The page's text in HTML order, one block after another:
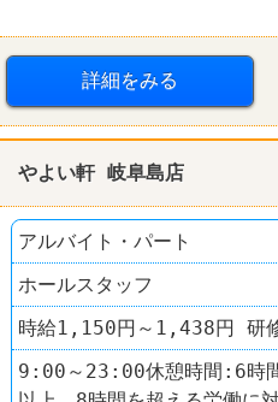
詳細をみる
やよい軒 岐阜島店
アルバイト・パート
ホールスタッフ
時給1,150円～1,438円 研
9:00～23:00休憩時間:6時